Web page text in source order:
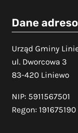
Dane
Urząd Gminy
ul. Dworcowa 3
83-420 Liniewo
NIP: 5911567501
Regon: 191675190